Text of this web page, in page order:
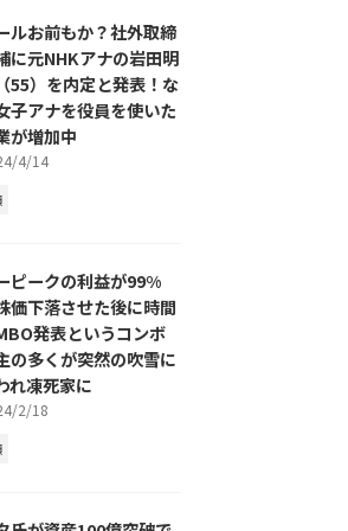
ルお前もか？社外取締
に元NHKアナの岩田明
55）を内定と発表！な
子アナを役員を使いた
が増加中
4/14
ピークの利益が99%
価下落させた後に時間
発表というコンボ
の多くが突然の吹雪に
れ凍死家に
2/18